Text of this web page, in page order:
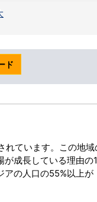
ド
れています。この地域
成長している理由の
アの人口の55%以上が